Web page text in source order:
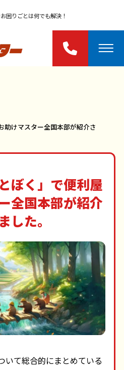
困りごとは何でも解決！
助けマスター全国本部が紹介さ
ぼく」で便利屋
全国本部が紹介
した。
いて総合的にまとめている